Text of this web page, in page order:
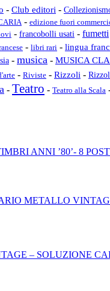
- Club editori -
- edizione fuori
- francobolli usati - fumetti
- libri rari - lingua
- musica - MUSICA
- Riviste - Rizzoli -
- Teatro - Teatro alla Scala
ANNI ’80’- 8
METALLO
– SOLUZIONE